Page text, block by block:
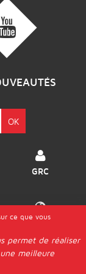
GRC
DESTINATIONS
ce que vous
permet de réaliser
meilleure